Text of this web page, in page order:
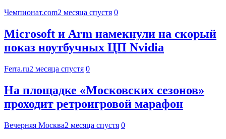
Чемпионат.com2 месяца спустя 0
Microsoft и Arm намекнули на скорый
показ ноутбучных ЦП Nvidia
Ferra.ru2 месяца спустя 0
На площадке «Московских сезонов»
проходит ретроигровой марафон
Вечерняя Москва2 месяца спустя 0